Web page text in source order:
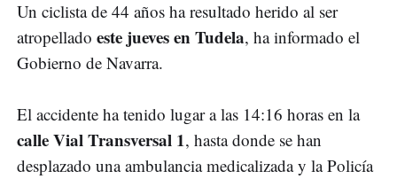
Un ciclista de 44 años ha resultado herido al ser
atropellado este jueves en Tudela, ha informado el
Gobierno de Navarra.
El accidente ha tenido lugar a las 14:16 horas en la
calle Vial Transversal 1, hasta donde se han
desplazado una ambulancia medicalizada y la Policía